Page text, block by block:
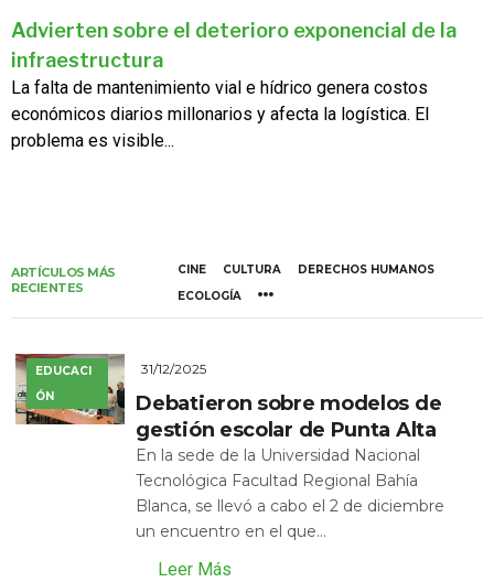
Advierten sobre el deterioro exponencial de la
infraestructura
La falta de mantenimiento vial e hídrico genera costos
económicos diarios millonarios y afecta la logística. El
problema es visible...
ARTÍCULOS MÁS
RECIENTES
CINE CULTURA
DERECHOS HUMANOS
ECOLOGÍA
EDUCACI
ÓN
31/12/2025
Debatieron sobre modelos de
gestión escolar de Punta Alta
En la sede de la Universidad Nacional
Tecnológica Facultad Regional Bahía
Blanca, se llevó a cabo el 2 de diciembre
un encuentro en el que...
Leer Más